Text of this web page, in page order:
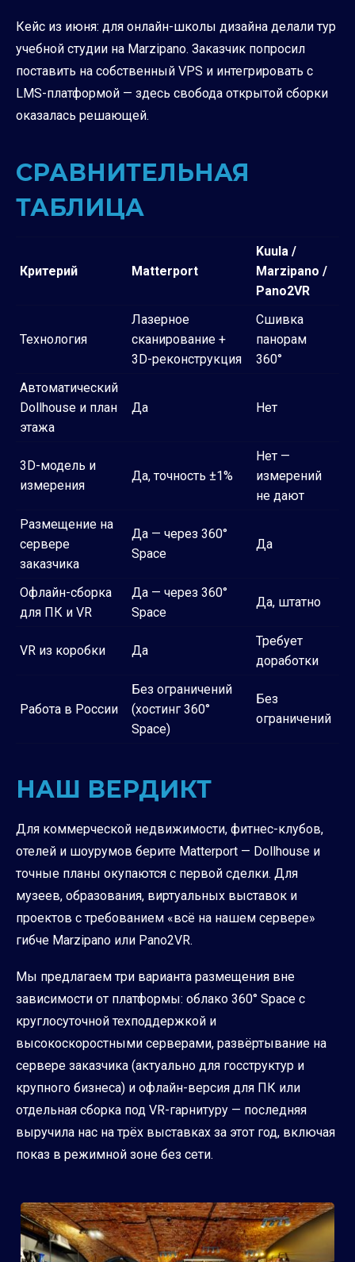
Кейс из июня: для онлайн-школы дизайна делали тур
учебной студии на Marzipano. Заказчик попросил
поставить на собственный VPS и интегрировать с
LMS-платформой — здесь свобода открытой сборки
оказалась решающей.
СРАВНИТЕЛЬНАЯ
ТАБЛИЦА
Критерий Matterport
Kuula /
Marzipano /
Pano2VR
Технология
Лазерное
сканирование +
3D-реконструкция
Сшивка
панорам
360°
Автоматический
Dollhouse и план
этажа
Да Нет
3D-модель и
измерения
Да, точность ±1%
Нет —
измерений
не дают
Размещение на
сервере
заказчика
Да — через 360°
Space
Да
Офлайн-сборка
для ПК и VR
Да — через 360°
Space
Да, штатно
VR из коробки Да
Требует
доработки
Работа в России
Без ограничений
(хостинг 360°
Space)
Без
ограничений
НАШ ВЕРДИКТ
Для коммерческой недвижимости, фитнес-клубов,
отелей и шоурумов берите Matterport — Dollhouse и
точные планы окупаются с первой сделки. Для
музеев, образования, виртуальных выставок и
проектов с требованием «всё на нашем сервере»
гибче Marzipano или Pano2VR.
Мы предлагаем три варианта размещения вне
зависимости от платформы: облако 360° Space с
круглосуточной техподдержкой и
высокоскоростными серверами, развёртывание на
сервере заказчика (актуально для госструктур и
крупного бизнеса) и офлайн-версия для ПК или
отдельная сборка под VR-гарнитуру — последняя
выручила нас на трёх выставках за этот год, включая
показ в режимной зоне без сети.